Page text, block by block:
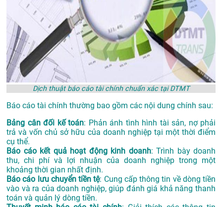
Dịch thuật báo cáo tài chính chuẩn xác tại DTMT
Báo cáo tài chính thường bao gồm các nội dung chính sau:
Bảng cân đối kế toán: Phản ánh tình hình tài sản, nợ phải
trả và vốn chủ sở hữu của doanh nghiệp tại một thời điểm
cụ thể.
Báo cáo kết quả hoạt động kinh doanh: Trình bày doanh
thu, chi phí và lợi nhuận của doanh nghiệp trong một
khoảng thời gian nhất định.
Báo cáo lưu chuyển tiền tệ: Cung cấp thông tin về dòng tiền
vào và ra của doanh nghiệp, giúp đánh giá khả năng thanh
toán và quản lý dòng tiền.